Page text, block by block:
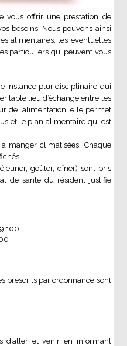
vous offrir une prestation de
besoins. Nous pouvons ainsi
alimentaires, les éventuelles
particuliers qui peuvent vous
instance pluridisciplinaire qui
lieu d’échange entre les
de l’alimentation, elle permet
et le plan alimentaire qui est
à manger climatisées. Chaque
goûter, dîner) sont pris
de santé du résident justifie
prescrits par ordonnance sont
d’aller et venir en informant